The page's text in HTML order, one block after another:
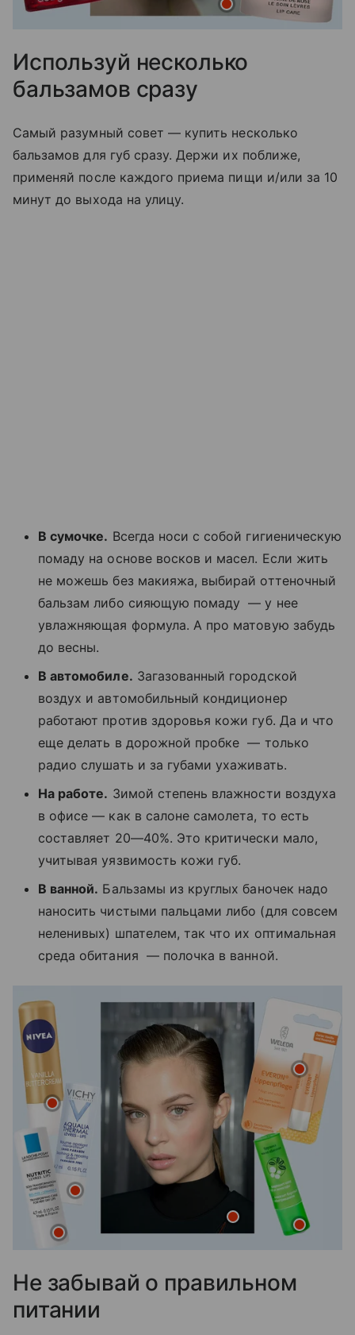
Используй несколько
бальзамов сразу
Самый разумный совет — купить несколько
бальзамов для губ сразу. Держи их поближе,
применяй после каждого приема пищи и/или за 10
минут до выхода на улицу.
В сумочке. Всегда носи с собой гигиеническую
помаду на основе восков и масел. Если жить
не можешь без макияжа, выбирай оттеночный
бальзам либо сияющую помаду — у нее
увлажняющая формула. А про матовую забудь
до весны.
В автомобиле. Загазованный городской
воздух и автомобильный кондиционер
работают против здоровья кожи губ. Да и что
еще делать в дорожной пробке — только
радио слушать и за губами ухаживать.
На работе. Зимой степень влажности воздуха
в офисе — как в салоне самолета, то есть
составляет 20—40%. Это критически мало,
учитывая уязвимость кожи губ.
В ванной. Бальзамы из круглых баночек надо
наносить чистыми пальцами либо (для совсем
неленивых) шпателем, так что их оптимальная
среда обитания — полочка в ванной.
Не забывай о правильном
питании